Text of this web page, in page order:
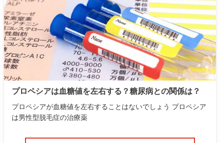
プロペシアは血糖値を左右する？糖尿病との関係は？
プロペシアが血糖値を左右することはないでしょう プロペシア
は男性型脱毛症の治療薬